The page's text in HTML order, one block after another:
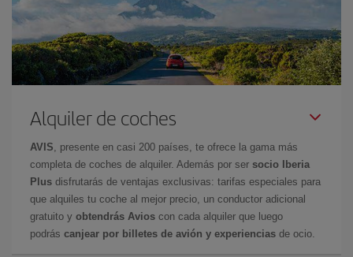
Alquiler de coches
AVIS , presente en casi 200 países, te ofrece la gama más
completa de coches de alquiler. Además por ser socio Iberia
Plus disfrutarás de ventajas exclusivas: tarifas especiales para
que alquiles tu coche al mejor precio, un conductor adicional
gratuito y obtendrás Avios con cada alquiler que luego
podrás canjear por billetes de avión y experiencias de ocio.